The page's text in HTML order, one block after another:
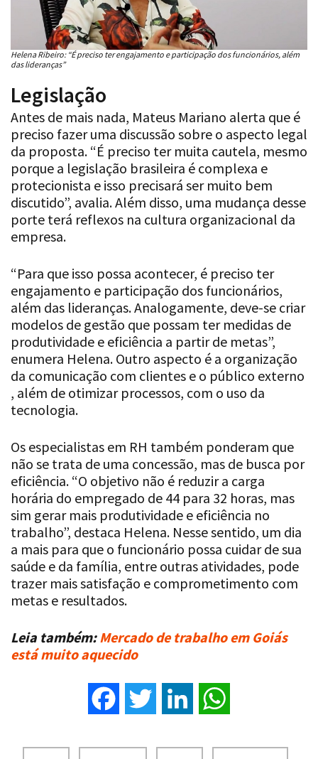
Helena Ribeiro: “É preciso ter engajamento e participação dos funcionários, além
das lideranças”
Legislação
Antes de mais nada, Mateus Mariano alerta que é
preciso fazer uma discussão sobre o aspecto legal
da proposta. “É preciso ter muita cautela, mesmo
porque a legislação brasileira é complexa e
protecionista e isso precisará ser muito bem
discutido”, avalia. Além disso, uma mudança desse
porte terá reflexos na cultura organizacional da
empresa.
“Para que isso possa acontecer, é preciso ter
engajamento e participação dos funcionários,
além das lideranças. Analogamente, deve-se criar
modelos de gestão que possam ter medidas de
produtividade e eficiência a partir de metas”,
enumera Helena. Outro aspecto é a organização
da comunicação com clientes e o público externo
, além de otimizar processos, com o uso da
tecnologia.
Os especialistas em RH também ponderam que
não se trata de uma concessão, mas de busca por
eficiência. “O objetivo não é reduzir a carga
horária do empregado de 44 para 32 horas, mas
sim gerar mais produtividade e eficiência no
trabalho”, destaca Helena. Nesse sentido, um dia
a mais para que o funcionário possa cuidar de sua
saúde e da família, entre outras atividades, pode
trazer mais satisfação e comprometimento com
metas e resultados.
Leia também:Mercado de trabalho em Goiás
está muito aquecido
Facebook Twitter LinkedIn